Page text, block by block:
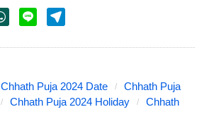
Chhath Puja 2024 Date
Chhath Puja
Chhath Puja 2024 Holiday
Chhath